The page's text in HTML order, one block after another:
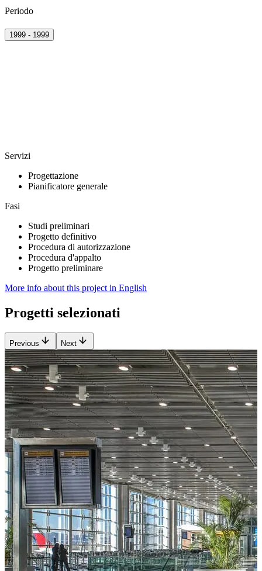
Periodo
1999 - 1999
Servizi
Progettazione
Pianificatore generale
Fasi
Studi preliminari
Progetto definitivo
Procedura di autorizzazione
Procedura d'appalto
Progetto preliminare
More info about this project in English
Progetti selezionati
Previous Next